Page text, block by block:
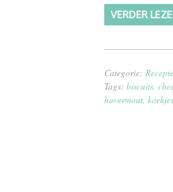
VERDER
Categorie:
Tags: biscuits
havermout koekjes